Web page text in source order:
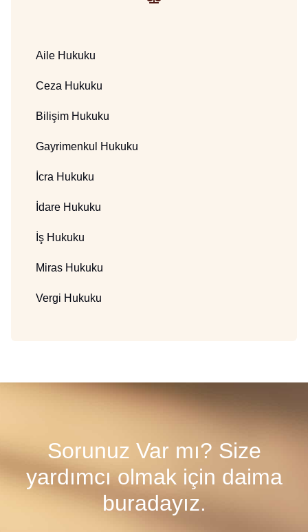
Aile Hukuku
Ceza Hukuku
Bilişim Hukuku
Gayrimenkul Hukuku
İcra Hukuku
İdare Hukuku
İş Hukuku
Miras Hukuku
Vergi Hukuku
Sorunuz Var mı? Size
yardımcı olmak için daima
buradayız.